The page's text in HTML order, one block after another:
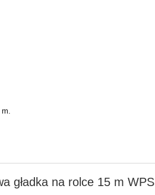
gładka na rolce 15 m WPS